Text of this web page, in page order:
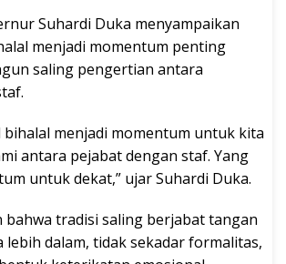
Suhardi Duka menyampaikan
menjadi momentum penting
saling pengertian antara
bihalal menjadi momentum untuk kita
antara pejabat dengan staf. Yang
untuk dekat,” ujar Suhardi Duka.
bahwa tradisi saling berjabat tangan
lebih dalam, tidak sekadar formalitas,